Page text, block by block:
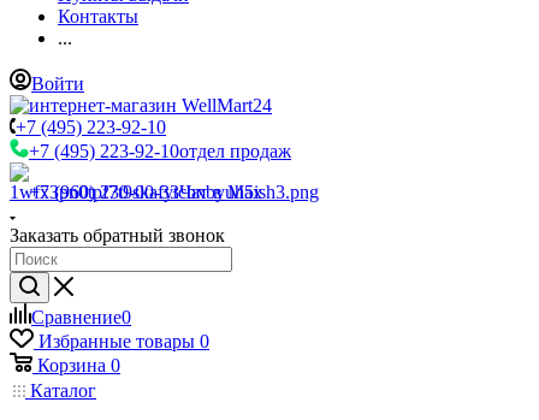
Контакты
...
Войти
+7 (495) 223-92-10
+7 (495) 223-92-10отдел продаж
+7 (960) 230-00-33Чат в Max
Заказать обратный звонок
Сравнение0
Избранные товары 0
Корзина 0
Каталог